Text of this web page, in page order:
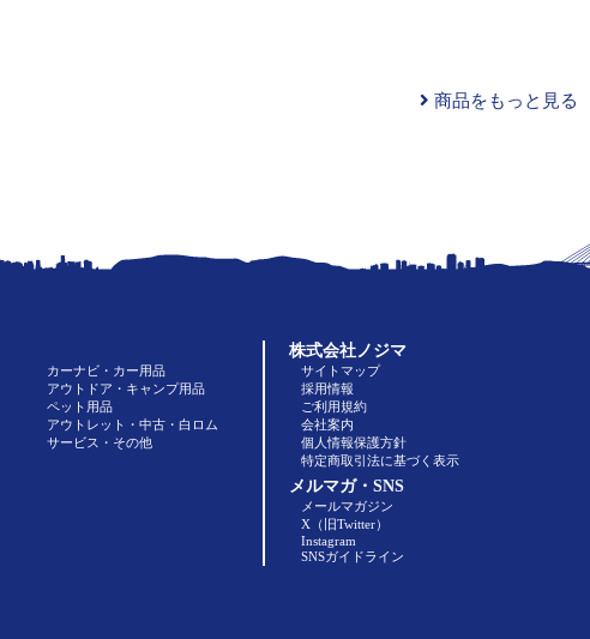
商品をもっと見る
カーナビ・カー用品
アウトドア・キャンプ用品
ペット用品
アウトレット・中古・白ロム
サービス・その他
株式会社ノジマ
サイトマップ
採用情報
ご利用規約
会社案内
個人情報保護方針
特定商取引法に基づく表示
メルマガ・SNS
メールマガジン
X（旧Twitter）
Instagram
SNSガイドライン